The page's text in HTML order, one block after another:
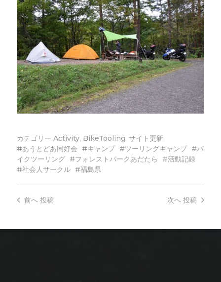
カテゴリー Activity, BikeTooling, サイト更新
あうとどあ同好会
キャンプ ツーリングキャンプ
バ
イクツーリング
フォレストパークあだたら
活動記録
社会人サークル
福島県
次へ 投稿
前へ投稿